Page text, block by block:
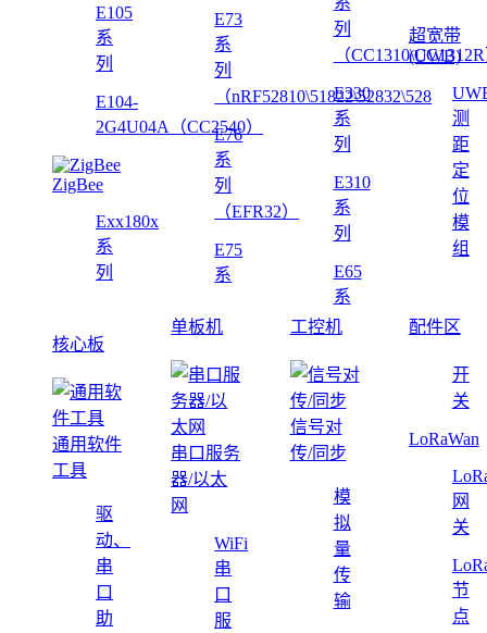
E105
系
列
E104-
2G4U04A（CC2540）
ZigBee
Exx180x
系
列
E73
系
列
（nRF52810\51822\52832\528
E76
系
列
（EFR32）
E75
系
列
（
E330
系
列
E310
系
列
E65
系
超宽带
(UWB)
测
距
定
位
模
组
核心板
单板机 工控机 配件区
通用软件
工具
驱
动、
串
口
助
串口服务
器/以太
网
WiFi
串
口
服
信号对
传/同步
模
拟
量
传
输
开
关
LoRaWan
网
关
节
点